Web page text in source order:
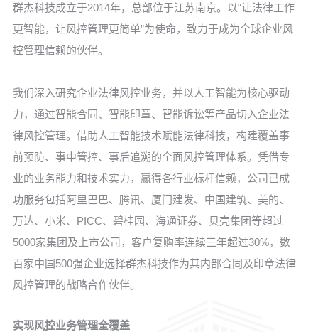
群杰科技成立于2014年，总部位于江苏南京。以“让法律工作
更智能，让风控管理更简单”为使命，致力于成为全球企业风
控管理信赖的伙伴。
我们深入研究企业法律风控业务，并以人工智能为核心驱动
力，通过智能合同、智能印章、智能诉讼等产品切入企业法
律风控管理。借助人工智能技术赋能法律科技，构建覆盖事
前预防、事中管控、事后追溯的全面风控管理体系。凭借专
业的业务能力和技术实力，赢得各行业标杆信赖，公司已成
功服务包括阿里巴巴、腾讯、厦门建发、中国建筑、美的、
万达、小米、PICC、碧桂园、海通证券、贝壳集团等超过
5000家集团及上市公司，客户复购率连续三年超过30%，数
百家中国500强企业选择群杰科技作为其内部合同及印章法律
风控管理的战略合作伙伴。
实现风控业务管理全覆盖